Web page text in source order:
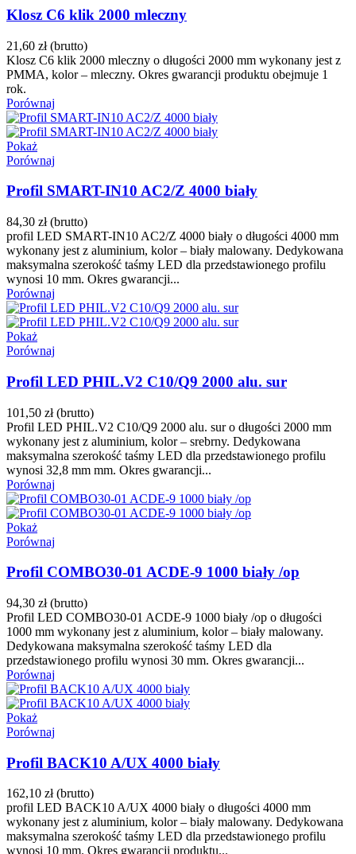
Klosz C6 klik 2000 mleczny
21,60 zł (brutto)
Klosz C6 klik 2000 mleczny o długości 2000 mm wykonany jest z
PMMA, kolor – mleczny. Okres gwarancji produktu obejmuje 1
rok.
Porównaj
Pokaż
Porównaj
Profil SMART-IN10 AC2/Z 4000 biały
84,30 zł (brutto)
profil LED SMART-IN10 AC2/Z 4000 biały o długości 4000 mm
wykonany jest z aluminium, kolor – biały malowany. Dedykowana
maksymalna szerokość taśmy LED dla przedstawionego profilu
wynosi 10 mm. Okres gwarancji...
Porównaj
Pokaż
Porównaj
Profil LED PHIL.V2 C10/Q9 2000 alu. sur
101,50 zł (brutto)
Profil LED PHIL.V2 C10/Q9 2000 alu. sur o długości 2000 mm
wykonany jest z aluminium, kolor – srebrny. Dedykowana
maksymalna szerokość taśmy LED dla przedstawionego profilu
wynosi 32,8 mm mm. Okres gwarancji...
Porównaj
Pokaż
Porównaj
Profil COMBO30-01 ACDE-9 1000 biały /op
94,30 zł (brutto)
Profil LED COMBO30-01 ACDE-9 1000 biały /op o długości
1000 mm wykonany jest z aluminium, kolor – biały malowany.
Dedykowana maksymalna szerokość taśmy LED dla
przedstawionego profilu wynosi 30 mm. Okres gwarancji...
Porównaj
Pokaż
Porównaj
Profil BACK10 A/UX 4000 biały
162,10 zł (brutto)
profil LED BACK10 A/UX 4000 biały o długości 4000 mm
wykonany jest z aluminium, kolor – biały malowany. Dedykowana
maksymalna szerokość taśmy LED dla przedstawionego profilu
wynosi 10 mm. Okres gwarancji produktu...